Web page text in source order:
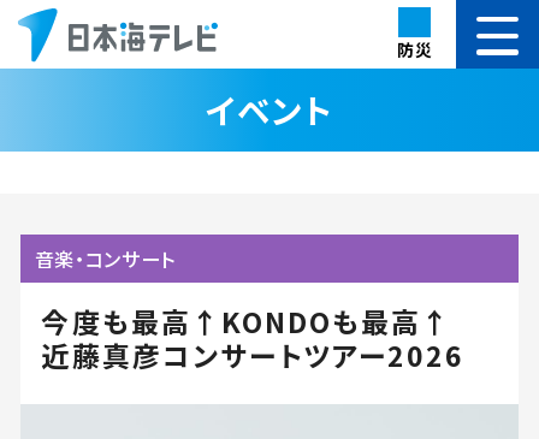
防災
イベント
音楽・コンサート
今度も最高↑KONDOも最高↑
近藤真彦コンサートツアー2026